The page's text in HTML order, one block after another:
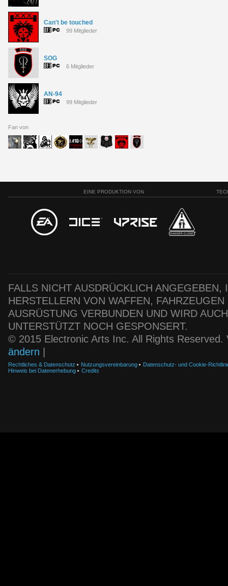
Can't be touched
99 Mitglieder
SOG
6 Mitglieder
AN-94
99 Mitglieder
Fan von
EINE PRODUKTION VON
FALLS NICHT AUSDRÜCKLICH
HERSTELLERN VON WAFFEN,
AUSRÜSTUNG VERBUNDEN UND WIRD
UNTERSTÜTZT NOCH GESPONSERT.
© 2015 Electronic Arts Inc. All Rights
ändern
Rechtliches & Datenschutz Nutzungsvereinbarung
Datenschutz- und Cookie-
Hinweis bei Datenerhebung
Credits